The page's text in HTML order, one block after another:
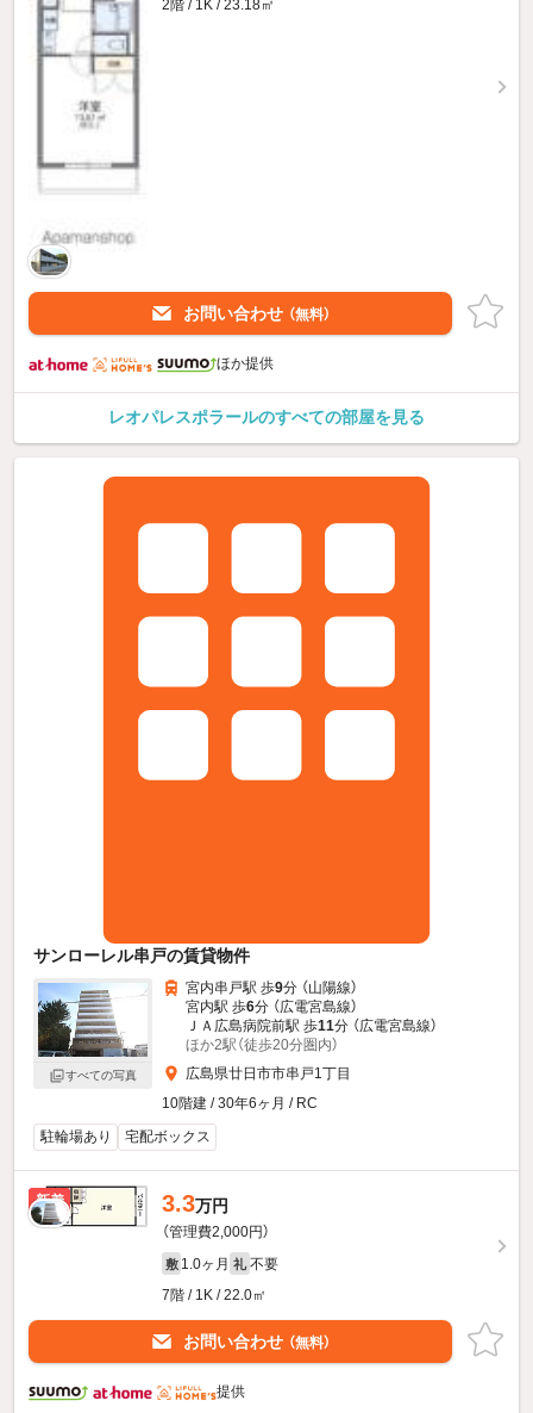
2階 / 1K / 23.18㎡
お問い合わせ （無料）
ほか提供
レオパレスポラールのすべての部屋を見る
サンローレル串戸の賃貸物件
すべての写真
宮内串戸駅 歩9分 （山陽線）
宮内駅 歩6分 （広電宮島線）
ＪＡ広島病院前駅 歩11分 （広電宮島線）
ほか2駅（徒歩20分圏内）
広島県廿日市市串戸1丁目
10階建 / 30年6ヶ月 / RC
駐輪場あり
宅配ボックス
新着 3.3万円
（管理費2,000円）
敷 1.0ヶ月 礼 不要
7階 / 1K / 22.0㎡
お問い合わせ （無料）
提供